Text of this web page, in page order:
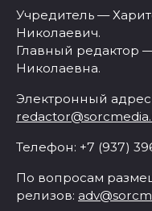
Учредитель —
Николаевич.
Главный редактор
Николаевна.
Электронный
Телефон: +7 (937)
По вопросам
релизов: